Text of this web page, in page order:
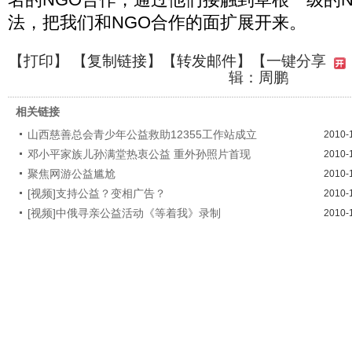
法，把我们和NGO合作的面扩展开来。
【打印】 【复制链接】【转发邮件】
【一键分享
辑：周鹏
相关链接
山西慈善总会青少年公益救助12355工作站成立
2010-
邓小平家族儿孙满堂热衷公益 重外孙照片首现 2010-
聚焦网游公益尴尬 2010-
[视频]支持公益？变相广告？ 2010-
[视频]中俄寻亲公益活动《等着我》录制 2010-